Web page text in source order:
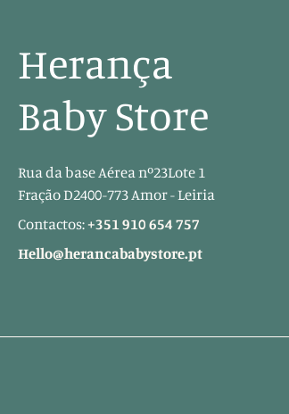
Herança
Baby Store
Rua da base Aérea nº23Lote 1
Fração D2400-773 Amor - Leiria
Contactos: +351 910 654 757
Hello@herancababystore.pt